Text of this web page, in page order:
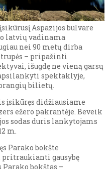
įsikūrusį Aspazijos bulvare
latvių vadinama
nei 90 metų dirba
– pripažinti
išugdę ne vieną garsų
spektaklyje,
bilietų.
įsikūręs didžiausiame
ežero pakrantėje. Beveik
sodas duris lankytojams
m.
Parako bokšte
gausybę
bokštas –